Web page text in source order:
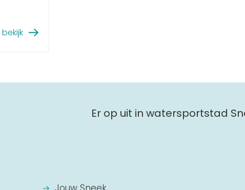
bekijk
Er op uit in watersportstad